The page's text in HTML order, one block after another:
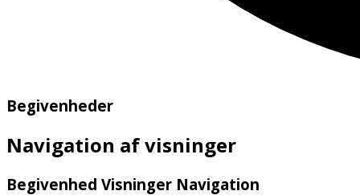
Begivenheder
Navigation af visninger
Begivenhed Visninger Navigation